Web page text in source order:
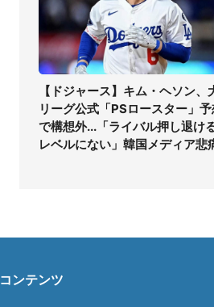
【ドジャース】キム・ヘソン、
リーグ公式「PSロースター」
で構想外...「ライバル押し退け
レベルにない」韓国メディア悲
コンテンツ